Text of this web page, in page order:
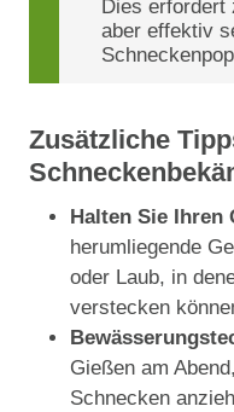
Dies erfordert
aber effektiv
Zusätzliche
Halten Sie Ihren
herumliegende
oder Laub, in
verstecken
Gießen am
Schnecken